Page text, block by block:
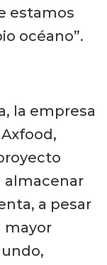
estamos
océano”.
la empresa
almacenar
a pesar
mayor